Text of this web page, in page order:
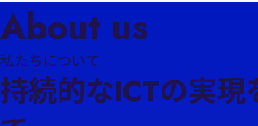
About us
私たちについて
持続的なICTの実現